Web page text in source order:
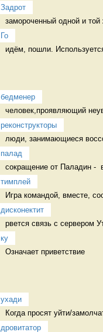
Задрот
замороченный одной и той
Го
идём, пошли.
бедменер
человек,проявляющий
реконструкторы
люди, занимающиеся
палад
сокращение от Паладин -
тимплей
Игра командой, вместе,
дисконектит
ку
Означает приветствие
ухади
Когда просят уйти/
дровитатор